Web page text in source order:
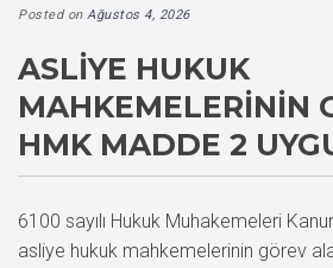
Posted on Ağustos 4, 2026
ASLIYE HUKUK
MAHKEMELERININ
HMK MADDE 2
6100 sayılı Hukuk Muhakemeleri
asliye hukuk mahkemelerinin görev